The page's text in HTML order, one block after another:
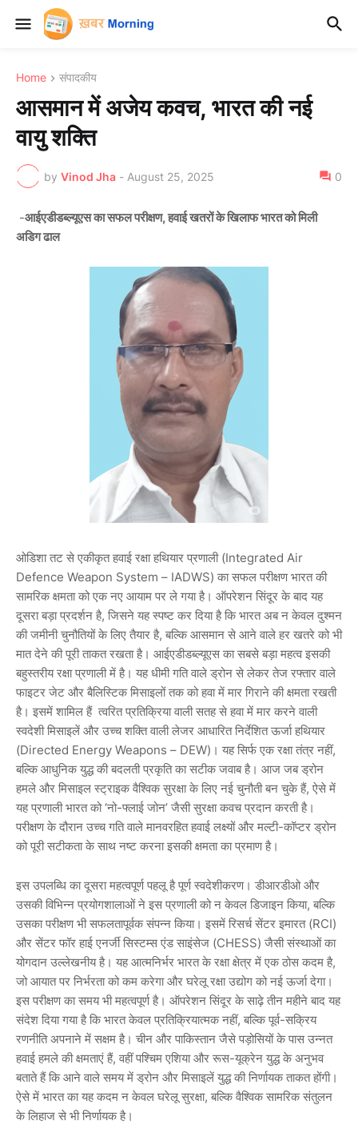
Home संपादकीय
आसमान में अजेय कवच, भारत की नई
वायु शक्ति
by Vinod Jha - August 25, 2025 0
-आईएडीडब्ल्यूएस का सफल परीक्षण, हवाई खतरों के खिलाफ भारत को मिली
अडिग ढाल
ओडिशा तट से एकीकृत हवाई रक्षा हथियार प्रणाली (Integrated Air
Defence Weapon System – IADWS) का सफल परीक्षण भारत की
सामरिक क्षमता को एक नए आयाम पर ले गया है। ऑपरेशन सिंदूर के बाद यह
दूसरा बड़ा प्रदर्शन है, जिसने यह स्पष्ट कर दिया है कि भारत अब न केवल दुश्मन
की जमीनी चुनौतियों के लिए तैयार है, बल्कि आसमान से आने वाले हर खतरे को भी
मात देने की पूरी ताकत रखता है। आईएडीडब्ल्यूएस का सबसे बड़ा महत्व इसकी
बहुस्तरीय रक्षा प्रणाली में है। यह धीमी गति वाले ड्रोन से लेकर तेज रफ्तार वाले
फाइटर जेट और बैलिस्टिक मिसाइलों तक को हवा में मार गिराने की क्षमता रखती
है। इसमें शामिल हैं त्वरित प्रतिक्रिया वाली सतह से हवा में मार करने वाली
स्वदेशी मिसाइलें और उच्च शक्ति वाली लेजर आधारित निर्देशित ऊर्जा हथियार
(Directed Energy Weapons – DEW)। यह सिर्फ एक रक्षा तंत्र नहीं,
बल्कि आधुनिक युद्ध की बदलती प्रकृति का सटीक जवाब है। आज जब ड्रोन
हमले और मिसाइल स्ट्राइक वैश्विक सुरक्षा के लिए नई चुनौती बन चुके हैं, ऐसे में
यह प्रणाली भारत को ‘नो-फ्लाई जोन’ जैसी सुरक्षा कवच प्रदान करती है।
परीक्षण के दौरान उच्च गति वाले मानवरहित हवाई लक्ष्यों और मल्टी-कॉप्टर ड्रोन
को पूरी सटीकता के साथ नष्ट करना इसकी क्षमता का प्रमाण है।
इस उपलब्धि का दूसरा महत्वपूर्ण पहलू है पूर्ण स्वदेशीकरण। डीआरडीओ और
उसकी विभिन्न प्रयोगशालाओं ने इस प्रणाली को न केवल डिजाइन किया, बल्कि
उसका परीक्षण भी सफलतापूर्वक संपन्न किया। इसमें रिसर्च सेंटर इमारत (RCI)
और सेंटर फॉर हाई एनर्जी सिस्टम्स एंड साइंसेज (CHESS) जैसी संस्थाओं का
योगदान उल्लेखनीय है। यह आत्मनिर्भर भारत के रक्षा क्षेत्र में एक ठोस कदम है,
जो आयात पर निर्भरता को कम करेगा और घरेलू रक्षा उद्योग को नई ऊर्जा देगा।
इस परीक्षण का समय भी महत्वपूर्ण है। ऑपरेशन सिंदूर के साढ़े तीन महीने बाद यह
संदेश दिया गया है कि भारत केवल प्रतिक्रियात्मक नहीं, बल्कि पूर्व-सक्रिय
रणनीति अपनाने में सक्षम है। चीन और पाकिस्तान जैसे पड़ोसियों के पास उन्नत
हवाई हमले की क्षमताएं हैं, वहीं पश्चिम एशिया और रूस-यूक्रेन युद्ध के अनुभव
बताते हैं कि आने वाले समय में ड्रोन और मिसाइलें युद्ध की निर्णायक ताकत होंगी।
ऐसे में भारत का यह कदम न केवल घरेलू सुरक्षा, बल्कि वैश्विक सामरिक संतुलन
के लिहाज से भी निर्णायक है।